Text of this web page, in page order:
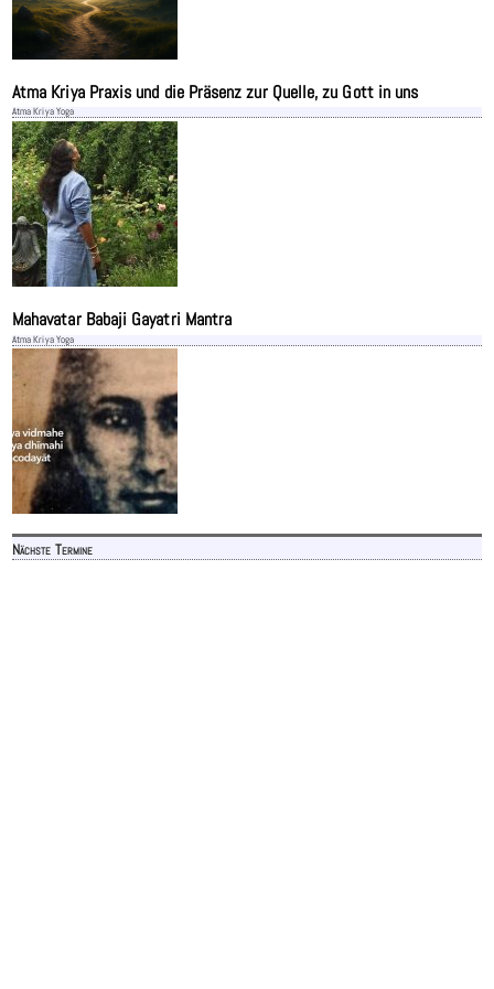
Atma Kriya Praxis und die Präsenz zur Quelle, zu Gott in uns
Atma Kriya Yoga
Mahavatar Babaji Gayatri Mantra
Atma Kriya Yoga
Nächste Termine